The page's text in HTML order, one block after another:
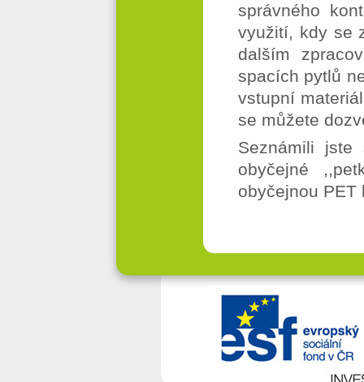
správného
využití, kdy se
dalším
spacích pytlů
vstupní
se můžete
Seznámili
obyčejné
obyčejnou PET